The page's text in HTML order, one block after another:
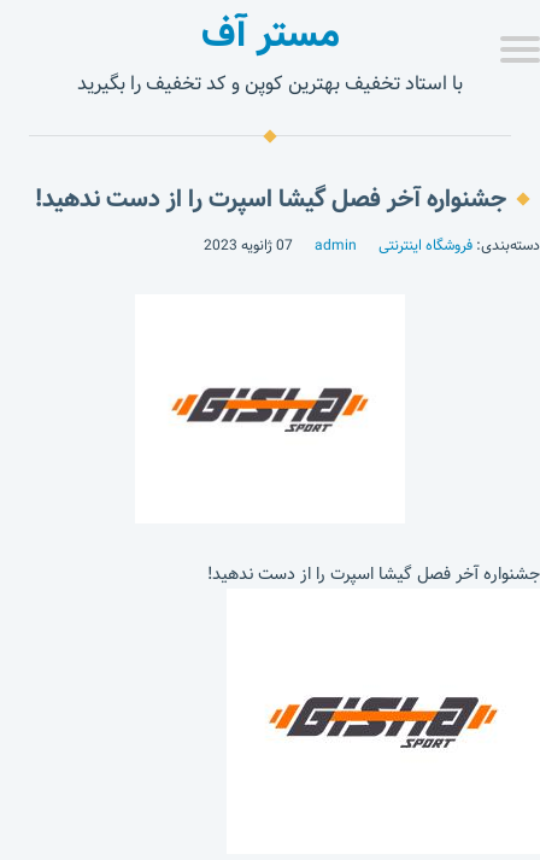
مستر آف
با استاد تخفیف بهترین کوپن و کد تخفیف را بگیرید
جشنواره آخر فصل گیشا اسپرت را از دست ندهید!
دسته‌بندی: فروشگاه اینترنتی admin 07 ژانویه 2023
جشنواره آخر فصل گیشا اسپرت را از دست ندهید!